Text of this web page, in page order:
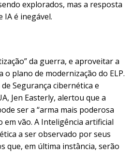
explorados, mas a resposta
IA é inegável.
da guerra, e aproveitar a
o plano de modernização do ELP.
Segurança cibernética e
Jen Easterly, alertou que a
ser a “arma mais poderosa
em vão. A Inteligência artificial
a ser observado por seus
que, em última instância, serão